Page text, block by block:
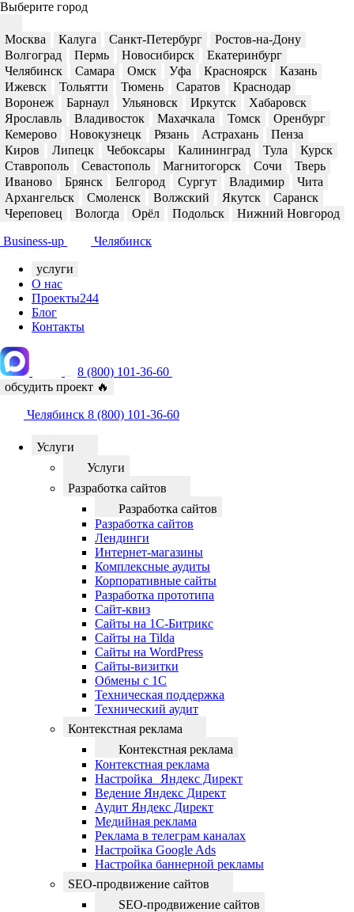
Выберите город
Москва Калуга Санкт-Петербург
Ростов-на-Дону
Волгоград
Пермь Новосибирск
Екатеринбург
Челябинск
Самара Омск Уфа Красноярск
Казань
Ижевск
Тольятти Тюмень Саратов
Краснодар
Воронеж
Барнаул Ульяновск Иркутск
Хабаровск
Ярославль
Владивосток Махачкала Томск
Оренбург
Кемерово
Новокузнецк Рязань Астрахань
Пенза
Киров
Липецк Чебоксары Калининград Тула
Курск
Ставрополь
Севастополь Магнитогорск Сочи
Тверь
Иваново
Брянск Белгород Сургут Владимир
Чита
Архангельск
Смоленск Волжский Якутск
Саранск
Череповец
Вологда Орёл Подольск Нижний Новгород
Business-up Челябинск
услуги
О нас
Проекты244
Блог
Контакты
8 (800) 101-36-60
обсудить проект 🔥
Челябинск 8 (800) 101-36-60
Услуги
Услуги
Разработка сайтов
Разработка сайтов
Разработка сайтов
Лендинги
Интернет-магазины
Комплексные аудиты
Корпоративные сайты
Разработка прототипа
Сайт-квиз
Сайты на 1С-Битрикс
Сайты на Tilda
Сайты на WordPress
Сайты-визитки
Обмены с 1С
Техническая поддержка
Технический аудит
Контекстная реклама
Контекстная реклама
Контекстная реклама
Настройка Яндекс Директ
Ведение Яндекс Директ
Аудит Яндекс Директ
Медийная реклама
Реклама в телеграм каналах
Настройка Google Ads
Настройка баннерной рекламы
SEO-продвижение сайтов
SEO-продвижение сайтов